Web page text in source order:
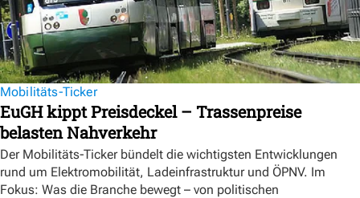
Mobilitäts-Ticker
EuGH kippt Preisdeckel – Trassenpreise
belasten Nahverkehr
Der Mobilitäts-Ticker bündelt die wichtigsten Entwicklungen
rund um Elektromobilität, Ladeinfrastruktur und ÖPNV. Im
Fokus: Was die Branche bewegt – von politischen